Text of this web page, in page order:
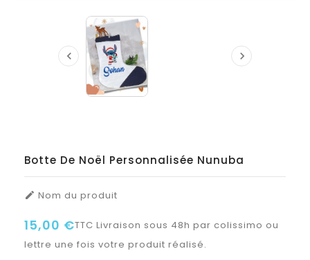
 
Botte De Noël Personnalisée Nunuba
 Nom du produit
15,00 €TTC Livraison sous 48h par colissimo ou
lettre une fois votre produit réalisé.